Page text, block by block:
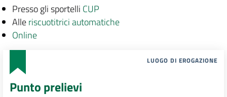
Presso gli sportelli CUP
Alleriscuotitrici automatiche
Online
LUOGO DI EROGAZIONE
Punto prelievi